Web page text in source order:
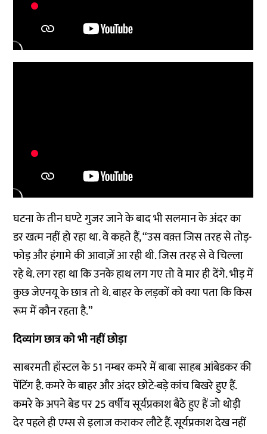
घटना के तीन घण्टे गुजर जाने के बाद भी सलमान के अंदर का
डर खत्म नहीं हो रहा था. वे कहते हैं, “उस वक़्त जिस तरह से तोड़-
फोड़ और हंगामे की आवाज़ें आ रही थी. जिस तरह से वे चिल्ला
रहे थे. लग रहा था कि उनके हाथ लग गए तो वे मार ही देंगे. भीड़ में
कुछ जेएनयू के छात्र तो थे. बाहर के लड़कों को क्या पता कि किस
रूम में कौन रहता है.”
दिव्यांग छात्र को भी नहीं छोड़ा
साबरमती हॉस्टल के 51 नम्बर कमरे में बाबा साहब आंबेडकर की
पेंटिंग है. कमरे के बाहर और अंदर छोटे-बड़े कांच बिखरे हुए हैं.
कमरे के अपने बेड पर 25 वर्षीय सूर्यप्रकाश बैठे हुए हैं जो थोड़ी
देर पहले ही एम्स से इलाज कराकर लौटे हैं. सूर्यप्रकाश देख नहीं